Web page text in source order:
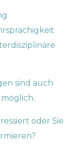
sind auch
oder Sie